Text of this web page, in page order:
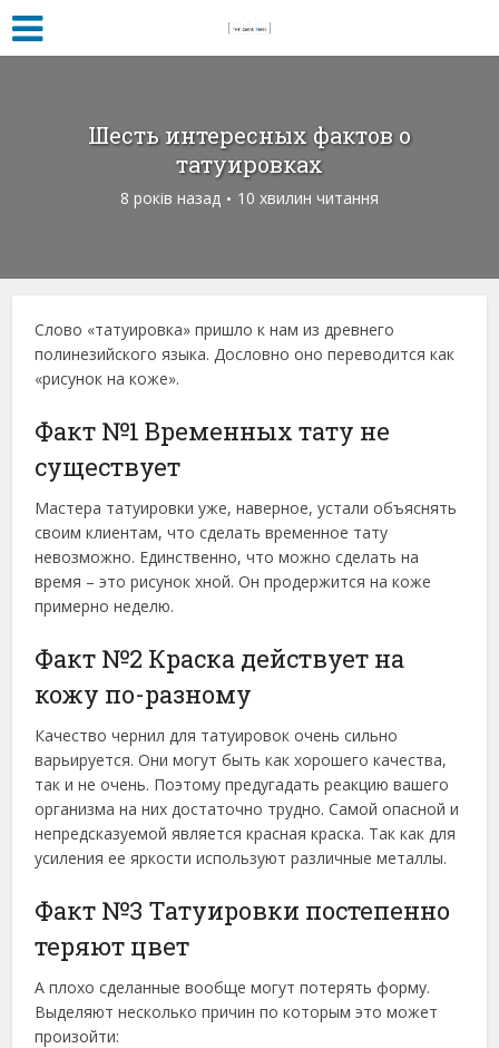
Шесть интересных фактов о
татуировках
8 років назад 10 хвилин читання
Слово «татуировка» пришло к нам из древнего
полинезийского языка. Дословно оно переводится как
«рисунок на коже».
Факт №1 Временных тату не
существует
Мастера татуировки уже, наверное, устали объяснять
своим клиентам, что сделать временное тату
невозможно. Единственно, что можно сделать на
время – это рисунок хной. Он продержится на коже
примерно неделю.
Факт №2 Краска действует на
кожу по-разному
Качество чернил для татуировок очень сильно
варьируется. Они могут быть как хорошего качества,
так и не очень. Поэтому предугадать реакцию вашего
организма на них достаточно трудно. Самой опасной и
непредсказуемой является красная краска. Так как для
усиления ее яркости используют различные металлы.
Факт №3 Татуировки постепенно
теряют цвет
А плохо сделанные вообще могут потерять форму.
Выделяют несколько причин по которым это может
произойти: